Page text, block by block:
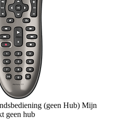
(geen Hub) Mijn
geen hub